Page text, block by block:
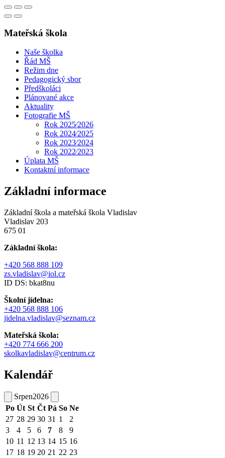
Mateřská škola
Naše školka
Řád MŠ
Režim dne
Pedagogický sbor
Předškoláci
Plánované akce
Aktuality
Fotografie MŠ
Rok 2025⁄2026
Rok 2024⁄2025
Rok 2023⁄2024
Rok 2022⁄2023
Úplata MŠ
Kontaktní informace
Základní informace
Základní škola a mateřská škola Vladislav
Vladislav 203
675 01
Základní škola:
+420 568 888 109
zs.vladislav@iol.cz
ID DS: bkat8nu
Školní jídelna:
+420 568 888 106
jidelna.vladislav@seznam.cz
Mateřská škola:
+420 774 666 200
skolkavladislav@centrum.cz
Kalendář
Srpen2026
Po Út St Čt Pá So Ne
27 28 29 30 31 1
2
3
4 5 6 7 8
9
10 11 12 13 14 15 16
17 18 19 20 21 22 23